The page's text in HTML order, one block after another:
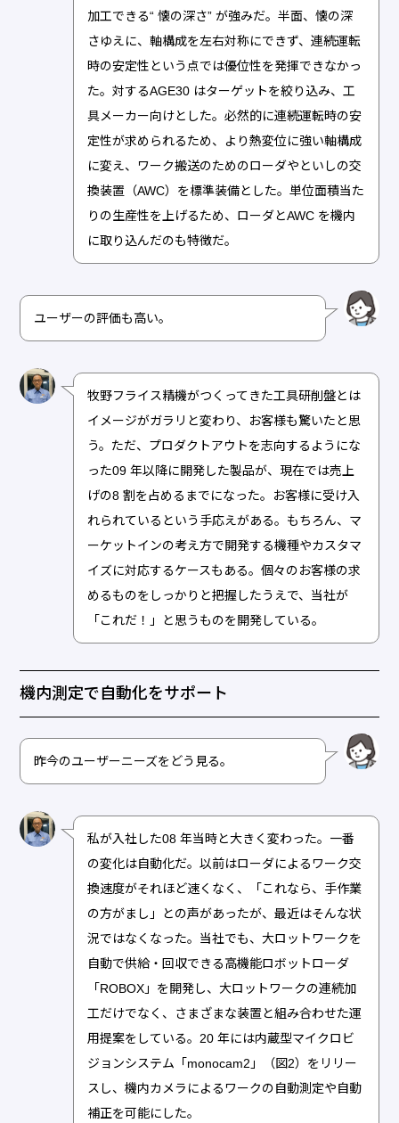
加工できる“ 懐の深さ” が強みだ。半面、懐の深
さゆえに、軸構成を左右対称にできず、連続運転
時の安定性という点では優位性を発揮できなかっ
た。対するAGE30 はターゲットを絞り込み、工
具メーカー向けとした。必然的に連続運転時の安
定性が求められるため、より熱変位に強い軸構成
に変え、ワーク搬送のためのローダやといしの交
換装置（AWC）を標準装備とした。単位面積当た
りの生産性を上げるため、ローダとAWC を機内
に取り込んだのも特徴だ。
ユーザーの評価も高い。
牧野フライス精機がつくってきた工具研削盤とは
イメージがガラリと変わり、お客様も驚いたと思
う。ただ、プロダクトアウトを志向するようにな
った09 年以降に開発した製品が、現在では売上
げの8 割を占めるまでになった。お客様に受け入
れられているという手応えがある。もちろん、マ
ーケットインの考え方で開発する機種やカスタマ
イズに対応するケースもある。個々のお客様の求
めるものをしっかりと把握したうえで、当社が
「これだ！」と思うものを開発している。
機内測定で自動化をサポート
昨今のユーザーニーズをどう見る。
私が入社した08 年当時と大きく変わった。一番
の変化は自動化だ。以前はローダによるワーク交
換速度がそれほど速くなく、「これなら、手作業
の方がまし」との声があったが、最近はそんな状
況ではなくなった。当社でも、大ロットワークを
自動で供給・回収できる高機能ロボットローダ
「ROBOX」を開発し、大ロットワークの連続加
工だけでなく、さまざまな装置と組み合わせた運
用提案をしている。20 年には内蔵型マイクロビ
ジョンシステム「monocam2」（図2）をリリー
スし、機内カメラによるワークの自動測定や自動
補正を可能にした。